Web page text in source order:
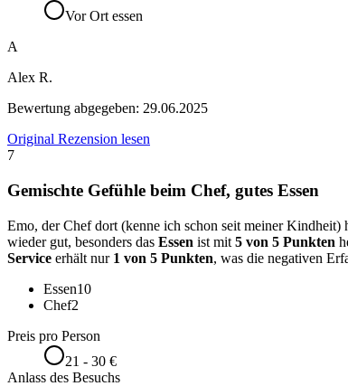
Vor Ort essen
A
Alex R.
Bewertung abgegeben: 29.06.2025
Original Rezension lesen
7
Gemischte Gefühle beim Chef, gutes Essen
Emo, der Chef dort (kenne ich schon seit meiner Kindheit)
wieder gut, besonders das Essen ist mit 5 von 5 Punkten
Service erhält nur 1 von 5 Punkten, was die negativen
Essen10
Chef2
Preis pro Person
21 - 30 €
Anlass des Besuchs